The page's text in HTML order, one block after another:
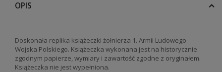
OPIS
Doskonała replika książeczki żołnierza 1. Armii Ludowego
Wojska Polskiego. Książeczka wykonana jest na historycznie
zgodnym papierze, wymiary i zawartość zgodne z oryginałem.
Książeczka nie jest wypełniona.